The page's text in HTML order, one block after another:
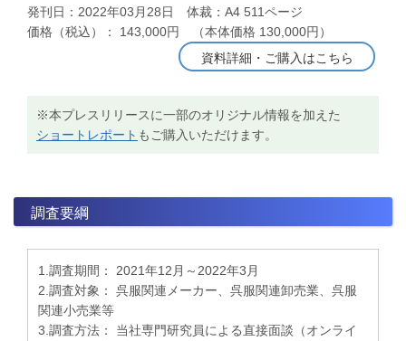
発刊日：2022年03月28日 体裁：A4 511ページ
価格（税込）： 143,000円 （本体価格 130,000円）
資料詳細・ご購入はこちら
※本プレスリリースに一部のオリジナル情報を加えた
ショートレポート もご購入いただけます。
調査要綱
1.調査期間： 2021年12月～2022年3月
2.調査対象： 呉服関連メーカー、呉服関連卸売業、呉服
関連小売業等
3.調査方法： 当社専門研究員による直接面談（オンライ